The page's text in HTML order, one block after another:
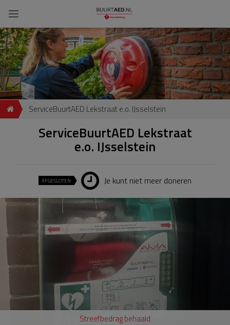
ServiceBuurtAED Lekstraat e.o. IJsselstein
ServiceBuurtAED Lekstraat
e.o. IJsselstein
AFGESLOTEN Je kunt niet meer doneren
Streefbedrag behaald